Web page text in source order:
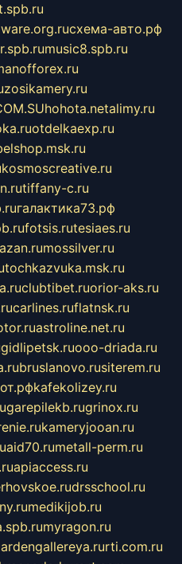
схема-авто.рф
music8.spb.ru
zosikamery.ru
hohota.netalimy.ru
otdelkaexp.ru
kosmoscreative.ru
tiffany-c.ru
галактика73.рф
fotsis.rutesiaes.ru
mossilver.ru
tochkazvuka.msk.ru
clubtibet.ruorior-aks.ru
carlines.ruflatnsk.ru
astroline.net.ru
gidlipetsk.ruooo-driada.ru
bruslanovo.rusiterem.ru
kafekolizey.ru
grinox.ru
kameryjooan.ru
aid70.rumetall-perm.ru
apiaccess.ru
drsschool.ru
medikijob.ru
myragon.ru
rti.com.ru